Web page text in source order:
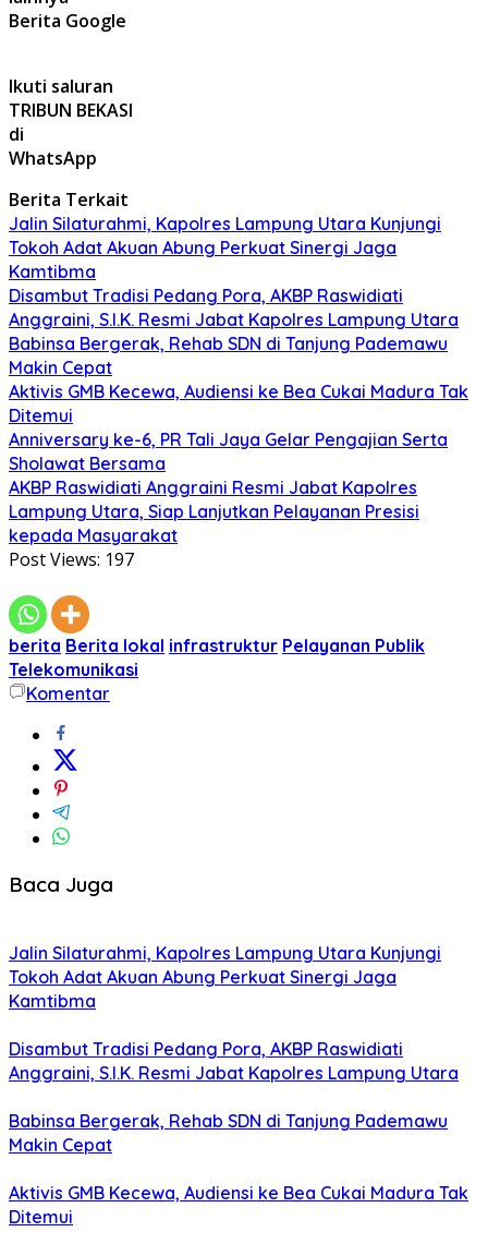
Berita Google
Ikuti saluran
TRIBUN BEKASI
di
WhatsApp
Berita Terkait
Jalin Silaturahmi, Kapolres Lampung Utara Kunjungi
Tokoh Adat Akuan Abung Perkuat Sinergi Jaga
Kamtibma
Disambut Tradisi Pedang Pora, AKBP Raswidiati
Anggraini, S.I.K. Resmi Jabat Kapolres Lampung Utara
Babinsa Bergerak, Rehab SDN di Tanjung Pademawu
Makin Cepat
Aktivis GMB Kecewa, Audiensi ke Bea Cukai Madura Tak
Ditemui
Anniversary ke-6, PR Tali Jaya Gelar Pengajian Serta
Sholawat Bersama
AKBP Raswidiati Anggraini Resmi Jabat Kapolres
Lampung Utara, Siap Lanjutkan Pelayanan Presisi
kepada Masyarakat
Post Views: 197
berita Berita lokal infrastruktur Pelayanan Publik
Telekomunikasi
Komentar
Baca Juga
Jalin Silaturahmi, Kapolres Lampung Utara Kunjungi
Tokoh Adat Akuan Abung Perkuat Sinergi Jaga
Kamtibma
Disambut Tradisi Pedang Pora, AKBP Raswidiati
Anggraini, S.I.K. Resmi Jabat Kapolres Lampung Utara
Babinsa Bergerak, Rehab SDN di Tanjung Pademawu
Makin Cepat
Aktivis GMB Kecewa, Audiensi ke Bea Cukai Madura Tak
Ditemui